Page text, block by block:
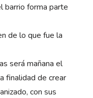
barrio forma parte
de lo que fue la
será mañana el
finalidad de crear
con sus